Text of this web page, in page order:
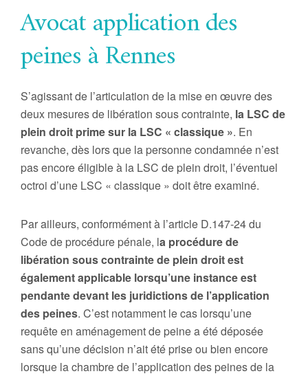
Avocat application des
peines à Rennes
S’agissant de l’articulation de la mise en œuvre des
deux mesures de libération sous contrainte, la LSC de
plein droit prime sur la LSC « classique ». En
revanche, dès lors que la personne condamnée n’est
pas encore éligible à la LSC de plein droit, l’éventuel
octroi d’une LSC « classique » doit être examiné.
Par ailleurs, conformément à l’article D.147-24 du
Code de procédure pénale, la procédure de
libération sous contrainte de plein droit est
également applicable lorsqu’une instance est
pendante devant les juridictions de l’application
des peines. C’est notamment le cas lorsqu’une
requête en aménagement de peine a été déposée
sans qu’une décision n’ait été prise ou bien encore
lorsque la chambre de l’application des peines de la